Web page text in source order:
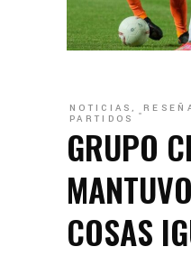
NOTICIAS,
PARTIDOS
GRUPO
COSAS